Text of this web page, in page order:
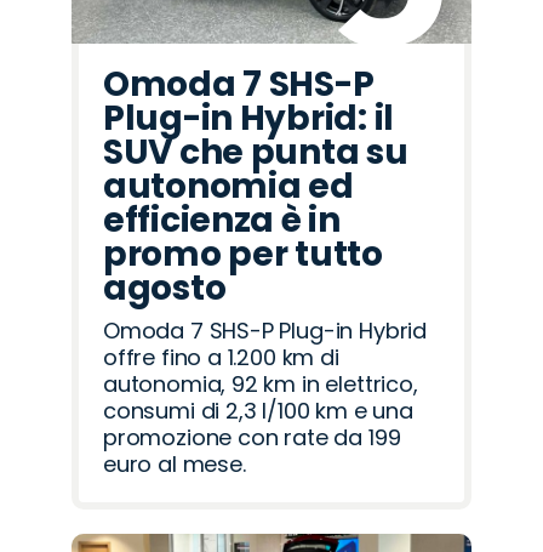
Omoda 7 SHS-P
Plug-in Hybrid: il
SUV che punta su
autonomia ed
efficienza è in
promo per tutto
agosto
Omoda 7 SHS-P Plug-in Hybrid
offre fino a 1.200 km di
autonomia, 92 km in elettrico,
consumi di 2,3 l/100 km e una
promozione con rate da 199
euro al mese.